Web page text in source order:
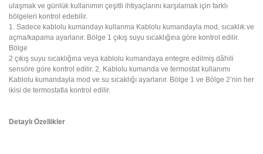
ulaşmak ve günlük kullanımın çeşitli ihtiyaçlarını karşılamak için farklı
bölgeleri kontrol edebilir.
1. Sadece kablolu kumandayı kullanma Kablolu kumandayla mod, sıcaklık ve
açma/kapama ayarlanır. Bölge 1 çıkış suyu sıcaklığına göre kontrol edilir.
Bölge
2 çıkış suyu sıcaklığına veya kablolu kumandaya entegre edilmiş dâhili
sensöre göre kontrol edilir. 2. Kablolu kumanda ve termostat kullanımı
Kablolu kumandayla mod ve su sıcaklığı ayarlanır. Bölge 1 ve Bölge 2’nin her
ikisi de termostatla kontrol edilir.
Detaylı Özellikler